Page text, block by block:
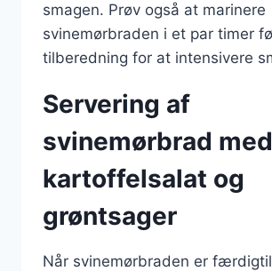
smagen. Prøv også at marinere
svinemørbraden i et par timer
tilberedning for at intensivere
Servering af
svinemørbrad med
kartoffelsalat og
grøntsager
Når svinemørbraden er